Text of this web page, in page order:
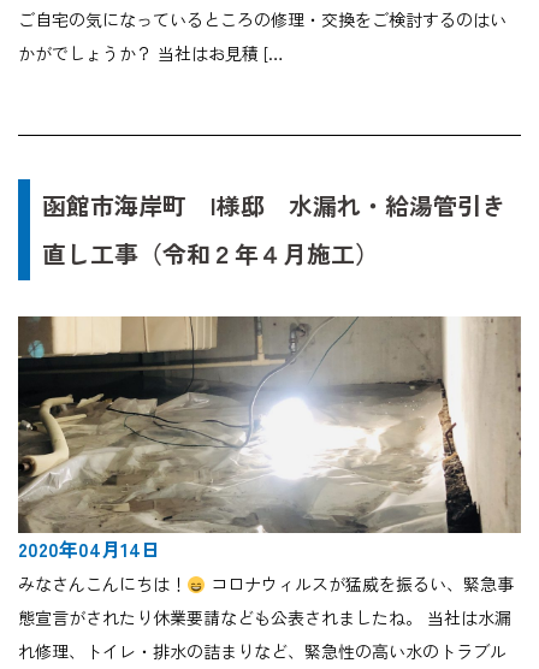
ご自宅の気になっているところの修理・交換をご検討するのはい
かがでしょうか？ 当社はお見積 […
函館市海岸町 I様邸 水漏れ・給湯管引き
直し工事（令和２年４月施工）
2020年04月14日
みなさんこんにちは！
コロナウィルスが猛威を振るい、緊急事
態宣言がされたり休業要請なども公表されましたね。 当社は水漏
れ修理、トイレ・排水の詰まりなど、緊急性の高い水のトラブル